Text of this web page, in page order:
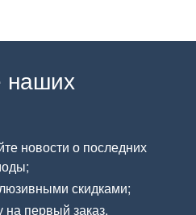
наших
новости о последних
скидками;
на первый заказ.